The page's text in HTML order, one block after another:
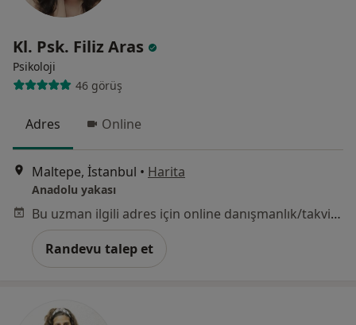
Kl. Psk. Filiz Aras
Psikoloji
46 görüş
Adres Online
Maltepe, İstanbul • Harita
Anadolu yakası
Bu uzman ilgili adres için online danışmanlık/takvim sunmuyor.
Randevu talep et